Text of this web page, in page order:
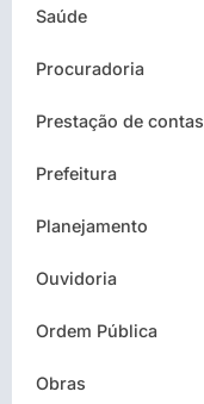
Saúde
Procuradoria
Prestação de contas
Prefeitura
Planejamento
Ouvidoria
Ordem Pública
Obras